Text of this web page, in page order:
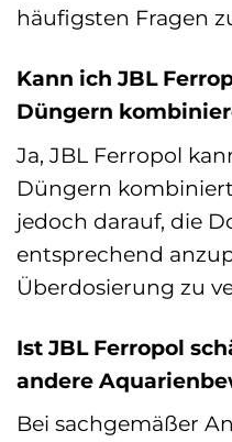
häufigsten Fragen
Kann ich JBL
Düngern
Ja, JBL Ferropol
Düngern
jedoch darauf, die
entsprechend
Überdosierung zu
Ist JBL Ferropol
andere
Bei sachgemäßer